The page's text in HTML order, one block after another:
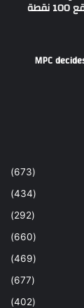
خفض أسعار العائد الأساسية بواقع 100 نقطة
MPC
(673)
(434)
(292)
(660)
(469)
(677)
(402)